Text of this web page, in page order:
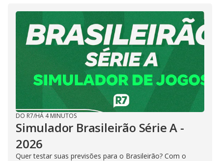
i
d
e
o
DO R7/HÁ 4 MINUTOS
Simulador Brasileirão Série A -
2026
Quer testar suas previsões para o Brasileirão? Com o